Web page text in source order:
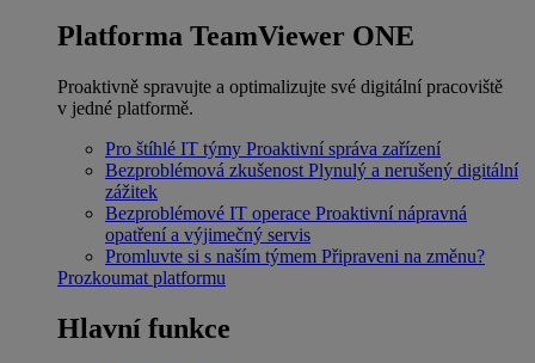
Platforma TeamViewer ONE
Proaktivně spravujte a optimalizujte své digitální pracoviště
v jedné platformě.
Pro štíhlé IT týmy Proaktivní správa zařízení
Bezproblémová zkušenost Plynulý a nerušený digitální
zážitek
Bezproblémové IT operace Proaktivní nápravná
opatření a výjimečný servis
Promluvte si s naším týmem Připraveni na změnu?
Prozkoumat platformu
Hlavní funkce